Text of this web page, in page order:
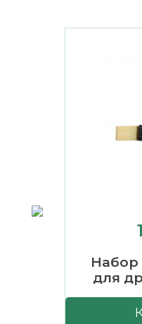
Набор
для